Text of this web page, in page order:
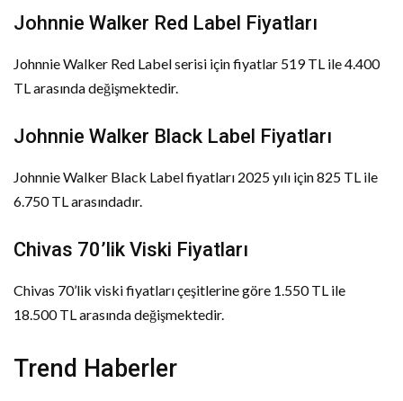
Johnnie Walker Red Label Fiyatları
Johnnie Walker Red Label serisi için fiyatlar 519 TL ile 4.400
TL arasında değişmektedir.
Johnnie Walker Black Label Fiyatları
Johnnie Walker Black Label fiyatları 2025 yılı için 825 TL ile
6.750 TL arasındadır.
Chivas 70’lik Viski Fiyatları
Chivas 70’lik viski fiyatları çeşitlerine göre 1.550 TL ile
18.500 TL arasında değişmektedir.
Trend Haberler